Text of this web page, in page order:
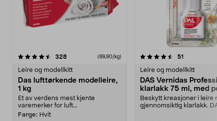
328anmeldelser(89,90/kg)
Leire og modellkitt
Das lufttørkende modelleire,
1 kg
Et av verdens mest kjente
varemerker for luft...
Farge: Hvit
4.5 av 5 stjerner 51
Leire og modellkitt
DAS Vernidas
klarlakk 75 ml, med
Beskytt kreasjoner i leire
gjennomsiktig klarlakk.
4.5 av 5 stjerner